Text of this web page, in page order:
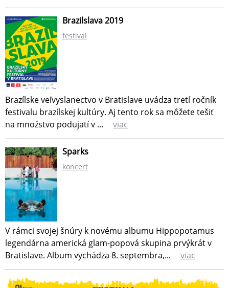
Brazilslava 2019
festival
Brazílske veľvyslanectvo v Bratislave uvádza tretí ročník
festivalu brazílskej kultúry. Aj tento rok sa môžete tešiť
na množstvo podujatí v ...
viac
Sparks
koncert
V rámci svojej šnúry k novému albumu Hippopotamus
legendárna americká glam-popová skupina prvýkrát v
Bratislave. Album vychádza 8. septembra,...
viac